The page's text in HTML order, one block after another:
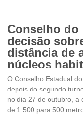
Conselho do
decisão
distância de
núcleos
O Conselho Estadual
depois do segundo
no dia 27 de outubro, a
de 1.500 para 500